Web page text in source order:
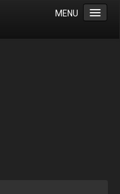
MENU